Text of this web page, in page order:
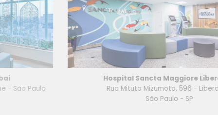
Hospital Sancta Maggiore Liberdade
Rua Mituto Mizumoto, 596 - Liberdade